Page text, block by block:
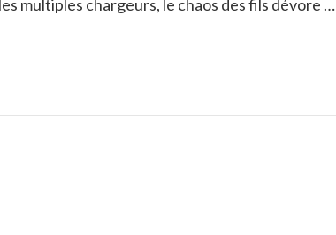
multiples chargeurs, le chaos des fils dévore …